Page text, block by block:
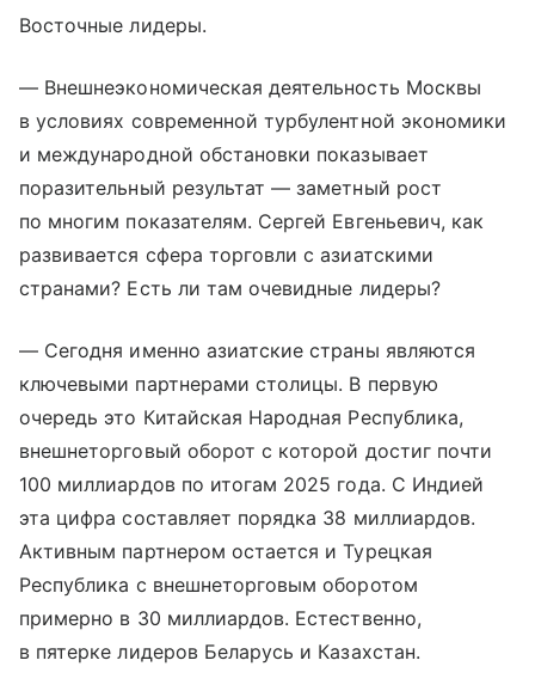
Восточные лидеры.
— Внешнеэкономическая деятельность Москвы
в условиях современной турбулентной экономики
и международной обстановки показывает
поразительный результат — заметный рост
по многим показателям. Сергей Евгеньевич, как
развивается сфера торговли с азиатскими
странами? Есть ли там очевидные лидеры?
— Сегодня именно азиатские страны являются
ключевыми партнерами столицы. В первую
очередь это Китайская Народная Республика,
внешнеторговый оборот с которой достиг почти
100 миллиардов по итогам 2025 года. С Индией
эта цифра составляет порядка 38 миллиардов.
Активным партнером остается и Турецкая
Республика с внешнеторговым оборотом
примерно в 30 миллиардов. Естественно,
в пятерке лидеров Беларусь и Казахстан.